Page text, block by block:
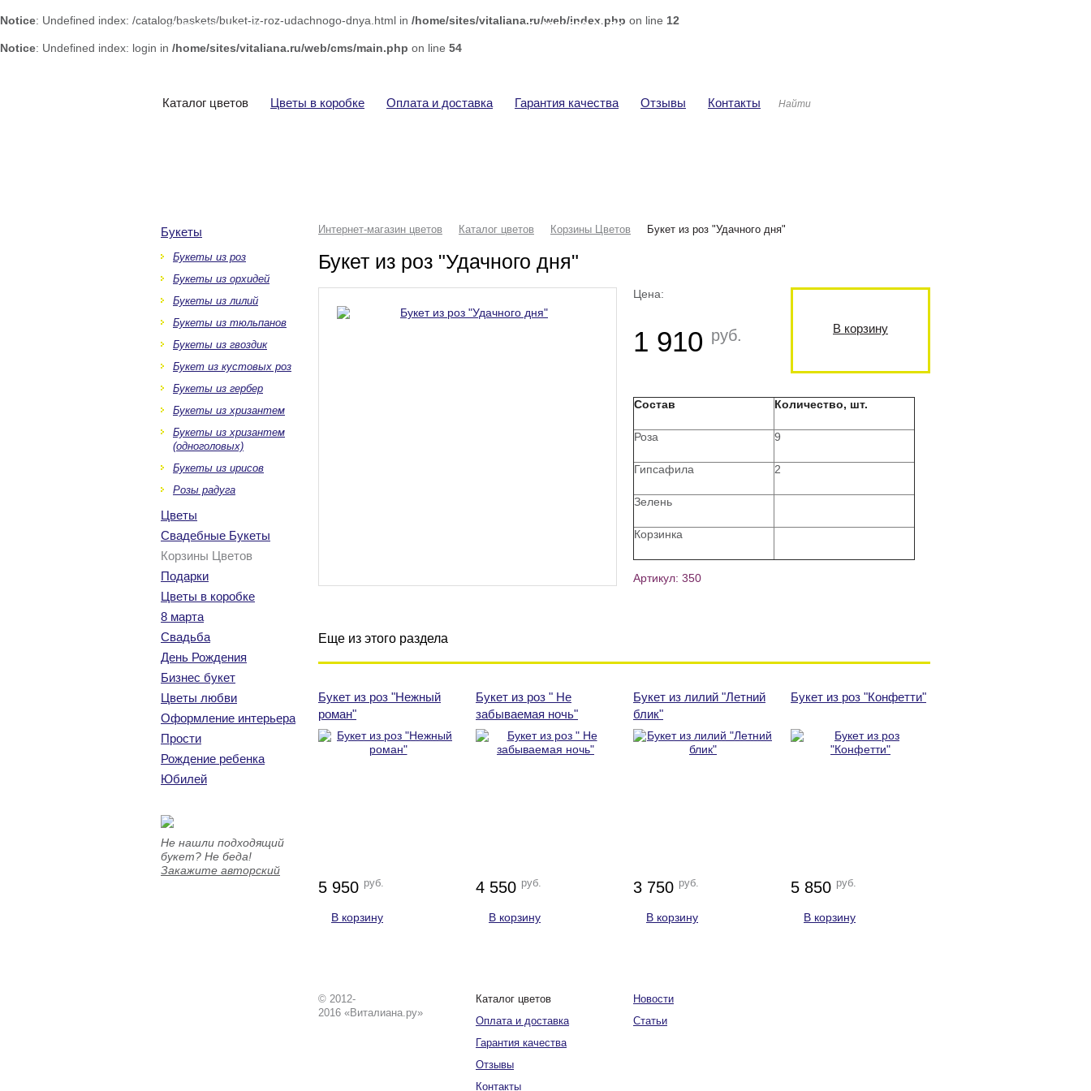
Notice: Undefined index: /catalog/baskets/buket-iz-roz-udachnogo-dnya.html in /home/sites/vitaliana.ru/web/index.php on line 12
Notice: Undefined index: login in /home/sites/vitaliana.ru/web/cms/main.php on line 54
Букеты
Букеты из роз
Букеты из орхидей
Букеты из лилий
Букеты из тюльпанов
Букеты из гвоздик
Букет из кустовых роз
Букеты из гербер
Букеты из хризантем
Букеты из хризантем
(одноголовых)
Букеты из ирисов
Розы радуга
Цветы
Свадебные Букеты
Корзины Цветов
Подарки
Цветы в коробке
8 марта
Свадьба
День Рождения
Бизнес букет
Цветы любви
Оформление интерьера
Прости
Рождение ребенка
Юбилей
Не нашли подходящий
букет? Не беда!
Закажите авторский
Интернет-магазин цветов Каталог цветов Корзины Цветов Букет из роз "Удачного дня"
Букет из роз "Удачного дня"
Цена:
1 910 руб. В корзину
Состав Количество, шт.
Роза 9
Гипсафила 2
Зелень
Корзинка
Артикул: 350
Еще из этого раздела
Букет из роз "Нежный
роман"
5 950 руб.
В корзину
Букет из роз " Не
забываемая ночь"
4 550 руб.
В корзину
Букет из лилий "Летний
блик"
3 750 руб.
В корзину
Букет из роз "Конфетти"
5 850 руб.
В корзину
© 2012-
2016 «Виталиана.ру»
Каталог цветов
Оплата и доставка
Гарантия качества
Отзывы
Контакты
Новости
Статьи
Каталог цветов Цветы в коробке Оплата и доставка Гарантия качества Отзывы Контакты
Интернет-магазин
+7 (920) 292-32-76